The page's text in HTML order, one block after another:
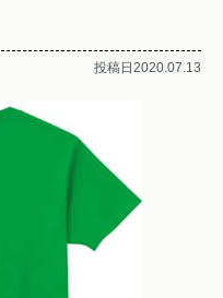
投稿日2020.07.13